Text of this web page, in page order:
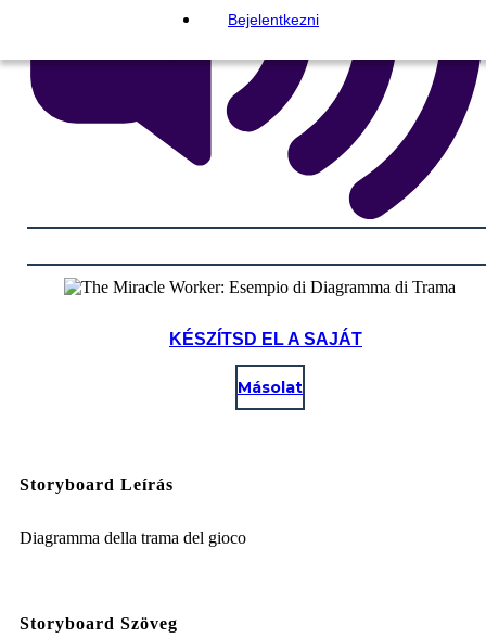
Bejelentkezni
KÉSZÍTSD EL A SAJÁT
Másolat
Storyboard Leírás
Diagramma della trama del gioco
Storyboard Szöveg